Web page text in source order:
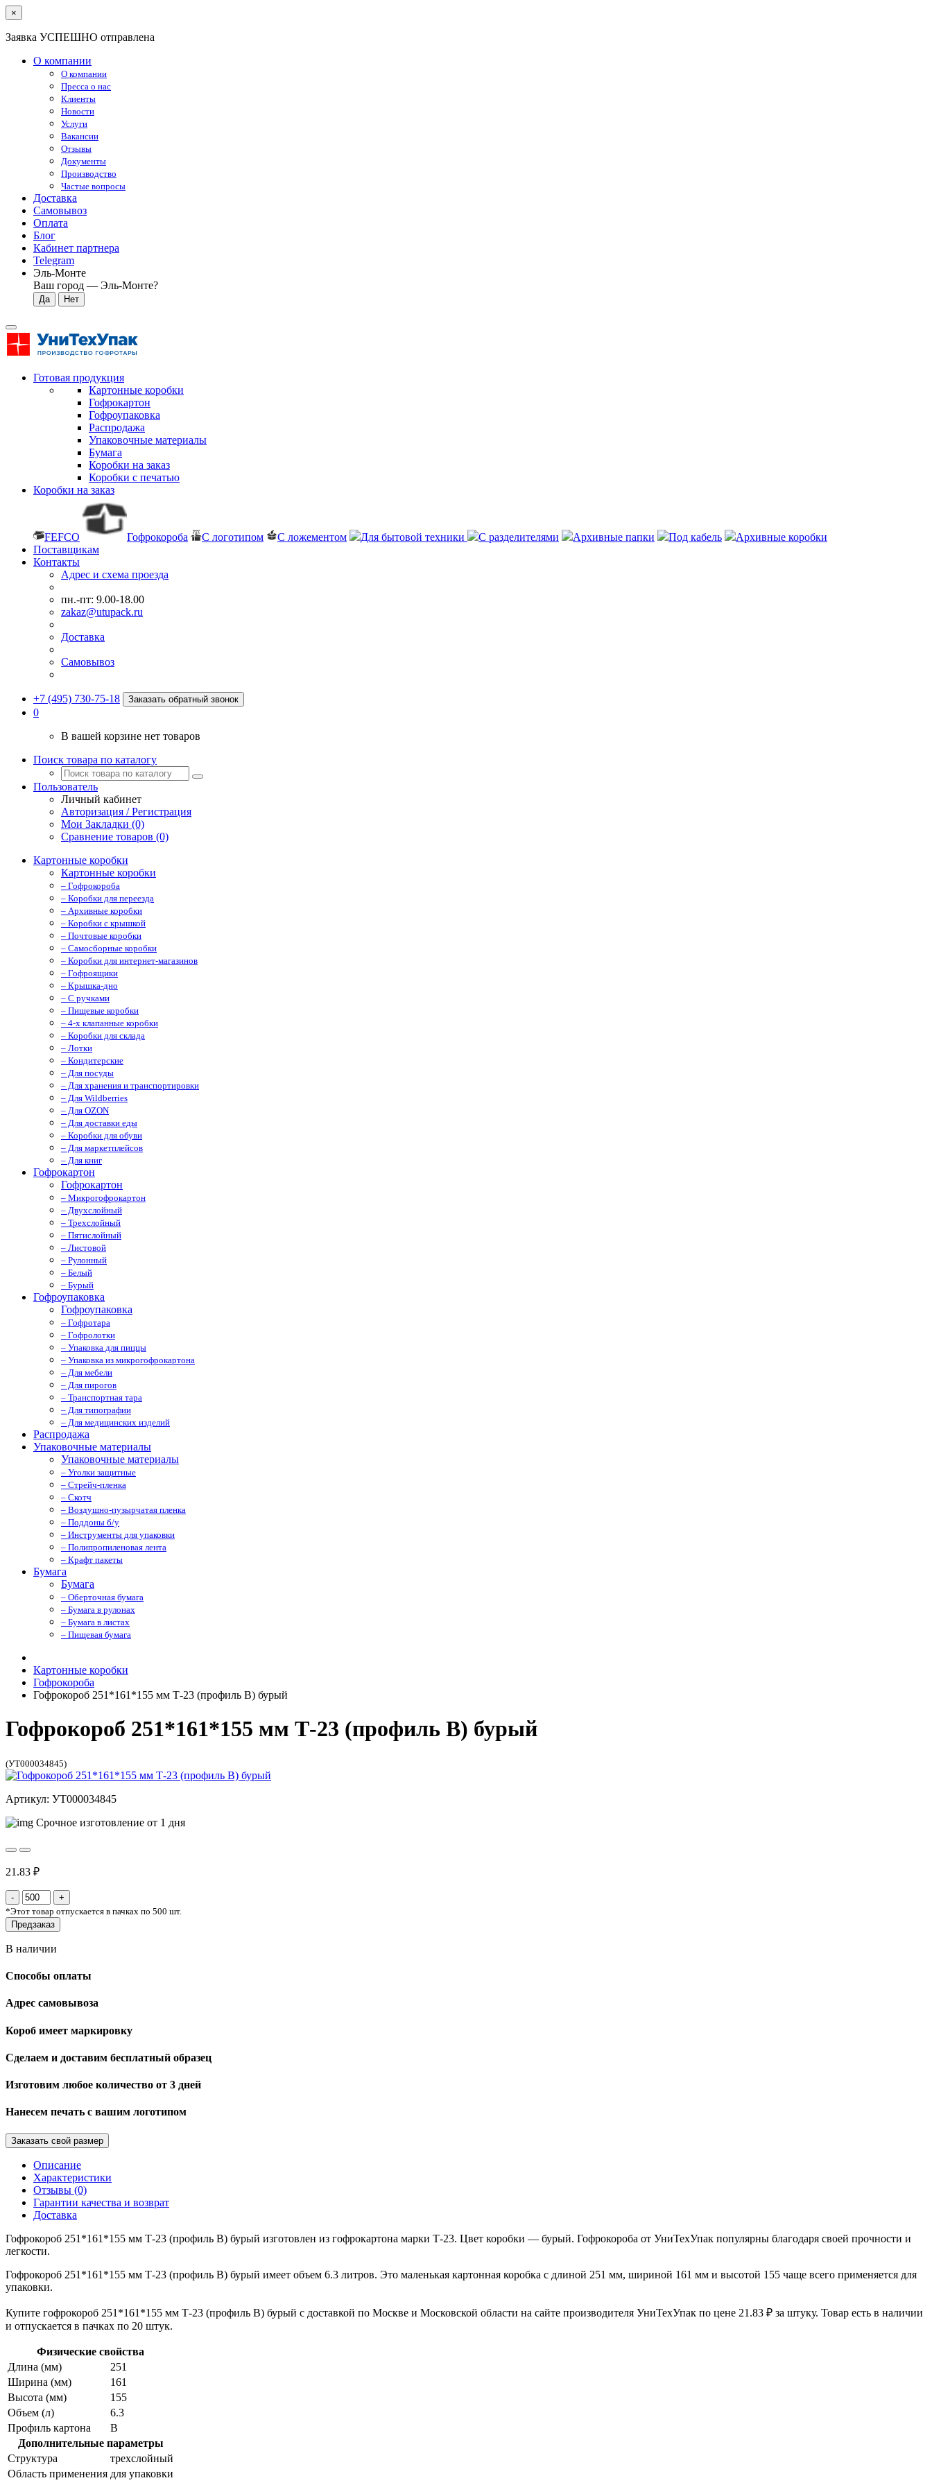
×
Заявка УСПЕШНО отправлена
О компании
О компании
Пресса о нас
Клиенты
Новости
Услуги
Вакансии
Отзывы
Документы
Производство
Частые вопросы
Доставка
Самовывоз
Оплата
Блог
Кабинет партнера
Telegram
Эль-Монте
Ваш город — Эль-Монте?
Готовая продукция
Картонные коробки
Гофрокартон
Гофроупаковка
Распродажа
Упаковочные материалы
Бумага
Коробки на заказ
Коробки с печатью
Коробки на заказ
FEFCO Гофрокороба С логотипом С ложементом Для бытовой техники С разделителями Архивные папки Под кабель
Архивные коробки
Поставщикам
Контакты
Адрес и схема проезда
пн.-пт: 9.00-18.00
zakaz@utupack.ru
Доставка
Самовывоз
+7 (495) 730-75-18 Заказать обратный звонок
0
В вашей корзине нет товаров
Поиск товара по каталогу
Пользователь
Личный кабинет
Авторизация / Регистрация
Мои Закладки (0)
Сравнение товаров (0)
Картонные коробки
Картонные коробки
– Гофрокороба
– Коробки для переезда
– Архивные коробки
– Коробки с крышкой
– Почтовые коробки
– Самосборные коробки
– Коробки для интернет-магазинов
– Гофроящики
– Крышка-дно
– С ручками
– Пищевые коробки
– 4-х клапанные коробки
– Коробки для склада
– Лотки
– Кондитерские
– Для посуды
– Для хранения и транспортировки
– Для Wildberries
– Для OZON
– Для доставки еды
– Коробки для обуви
– Для маркетплейсов
– Для книг
Гофрокартон
Гофрокартон
– Микрогофрокартон
– Двухслойный
– Трехслойный
– Пятислойный
– Листовой
– Рулонный
– Белый
– Бурый
Гофроупаковка
Гофроупаковка
– Гофротара
– Гофролотки
– Упаковка для пиццы
– Упаковка из микрогофрокартона
– Для мебели
– Для пирогов
– Транспортная тара
– Для типографии
– Для медицинских изделий
Распродажа
Упаковочные материалы
Упаковочные материалы
– Уголки защитные
– Стрейч-пленка
– Скотч
– Воздушно-пузырчатая пленка
– Поддоны б/у
– Инструменты для упаковки
– Полипропиленовая лента
– Крафт пакеты
Бумага
Бумага
– Оберточная бумага
– Бумага в рулонах
– Бумага в листах
– Пищевая бумага
Картонные коробки
Гофрокороба
Гофрокороб 251*161*155 мм Т-23 (профиль B) бурый
Гофрокороб 251*161*155 мм Т-23 (профиль B) бурый
(УТ000034845)
Артикул: УТ000034845
Срочное изготовление от 1 дня
21.83 ₽
*Этот товар отпускается в пачках по 500 шт.
Предзаказ
В наличии
Способы оплаты
Адрес самовывоза
Короб имеет маркировку
Сделаем и доставим бесплатный образец
Изготовим любое количество от 3 дней
Нанесем печать с вашим логотипом
Заказать свой размер
Описание
Характеристики
Отзывы (0)
Гарантии качества и возврат
Доставка
Гофрокороб 251*161*155 мм Т-23 (профиль B) бурый изготовлен из гофрокартона марки Т-23. Цвет коробки — бурый. Гофрокороба от УниТехУпак популярны благодаря своей прочности и
легкости.
Гофрокороб 251*161*155 мм Т-23 (профиль B) бурый имеет объем 6.3 литров. Это маленькая картонная коробка с длиной 251 мм, шириной 161 мм и высотой 155 чаще всего применяется для
упаковки.
Купите гофрокороб 251*161*155 мм Т-23 (профиль B) бурый с доставкой по Москве и Московской области на сайте производителя УниТехУпак по цене 21.83 ₽ за штуку. Товар есть в наличии
и отпускается в пачках по 20 штук.
Физические свойства
Длина (мм)
251
Ширина (мм)
161
Высота (мм)
155
Объем (л)
6.3
Профиль картона
В
Дополнительные параметры
Структура
трехслойный
Область применения для упаковки